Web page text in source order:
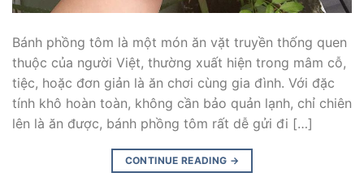
Bánh phồng tôm là một món ăn vặt truyền thống quen
thuộc của người Việt, thường xuất hiện trong mâm cỗ,
tiệc, hoặc đơn giản là ăn chơi cùng gia đình. Với đặc
tính khô hoàn toàn, không cần bảo quản lạnh, chỉ chiên
lên là ăn được, bánh phồng tôm rất dễ gửi đi […]
CONTINUE READING →